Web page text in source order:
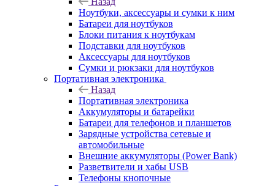
Ноутбуки, аксессуары и сумки к ним
Батареи для ноутбуков
Блоки питания к ноутбукам
Подставки для ноутбуков
Аксессуары для ноутбуков
Сумки и рюкзаки для ноутбуков
Портативная электроника
Назад
Портативная электроника
Аккумуляторы и батарейки
Батареи для телефонов и планшетов
Зарядные устройства сетевые и
автомобильные
Внешние аккумуляторы (Power Bank)
Разветвители и хабы USB
Телефоны кнопочные